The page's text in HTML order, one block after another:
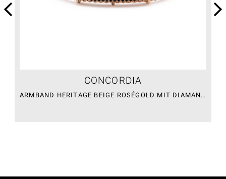
CONCORDIA
ARMBAND HERITAGE BEIGE ROSÉGOLD MIT DIAMANTEN